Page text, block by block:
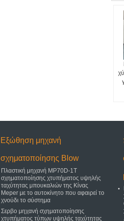
Εξώθηση μηχανή
σχηματοποίησης Blow
Πλαστική μηχανή MP70D-1T
σχηματοποίησης χτυπήματος υψηλής
ταχύτητας μπουκαλιών της Κίνας
Meper με το αυτοκίνητο που αφαιρεί το
χνούδι το σύστημα
Σερβο μηχανή σχηματοποίησης
χτυπήματος τύπων υψηλής ταχύτητας